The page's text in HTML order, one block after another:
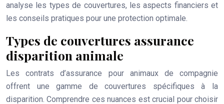
analyse les types de couvertures, les aspects financiers et
les conseils pratiques pour une protection optimale.
Types de couvertures assurance
disparition animale
Les contrats d’assurance pour animaux de compagnie
offrent une gamme de couvertures spécifiques à la
disparition. Comprendre ces nuances est crucial pour choisir